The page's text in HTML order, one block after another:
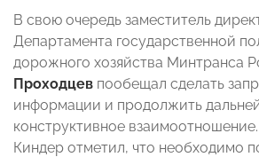
В свою очередь заместитель
Департамента государственной
дорожного хозяйства Минтранса
Проходцев пообещал сделать
информации и продолжить
конструктивное
Киндер отметил, что необходимо